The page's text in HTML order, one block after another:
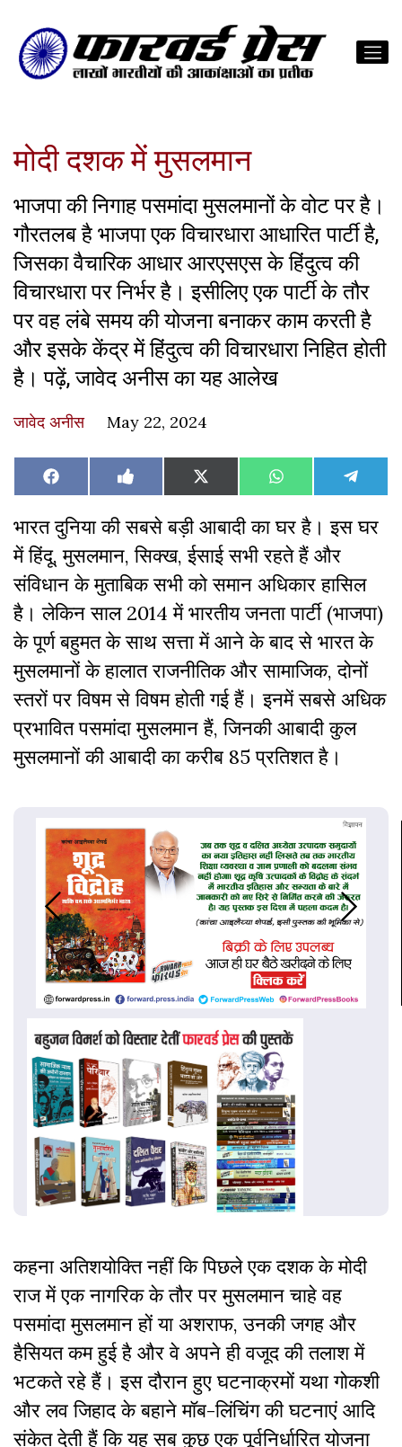
मोदी दशक में मुसलमान
भाजपा की निगाह पसमांदा मुसलमानों के वोट पर है।
गौरतलब है भाजपा एक विचारधारा आधारित पार्टी है,
जिसका वैचारिक आधार आरएसएस के हिंदुत्व की
विचारधारा पर निर्भर है। इसीलिए एक पार्टी के तौर
पर वह लंबे समय की योजना बनाकर काम करती है
और इसके केंद्र में हिंदुत्व की विचारधारा निहित होती
है। पढ़ें, जावेद अनीस का यह आलेख
जावेद अनीस May 22, 2024
Share
on
Facebook Share
on
Like
on
Facebook
Share
on
X
(Twitter)
Share
on
WhatsAppShare
on
भारत दुनिया की सबसे बड़ी आबादी का घर है। इस घर
में हिंदू, मुसलमान, सिक्ख, ईसाई सभी रहते हैं और
संविधान के मुताबिक सभी को समान अधिकार हासिल
है। लेकिन साल 2014 में भारतीय जनता पार्टी (भाजपा)
के पूर्ण बहुमत के साथ सत्ता में आने के बाद से भारत के
मुसलमानों के हालात राजनीतिक और सामाजिक, दोनों
स्तरों पर विषम से विषम होती गई हैं। इनमें सबसे अधिक
प्रभावित पसमांदा मुसलमान हैं, जिनकी आबादी कुल
मुसलमानों की आबादी का करीब 85 प्रतिशत है।
कहना अतिशयोक्ति नहीं कि पिछले एक दशक के मोदी
राज में एक नागरिक के तौर पर मुसलमान चाहे वह
पसमांदा मुसलमान हों या अशराफ, उनकी जगह और
हैसियत कम हुई है और वे अपने ही वजूद की तलाश में
भटकते रहे हैं। इस दौरान हुए घटनाक्रमों यथा गोकशी
और लव जिहाद के बहाने मॉब-लिंचिंग की घटनाएं आदि
संकेत देती हैं कि यह सब कुछ एक पूर्वनिर्धारित योजना